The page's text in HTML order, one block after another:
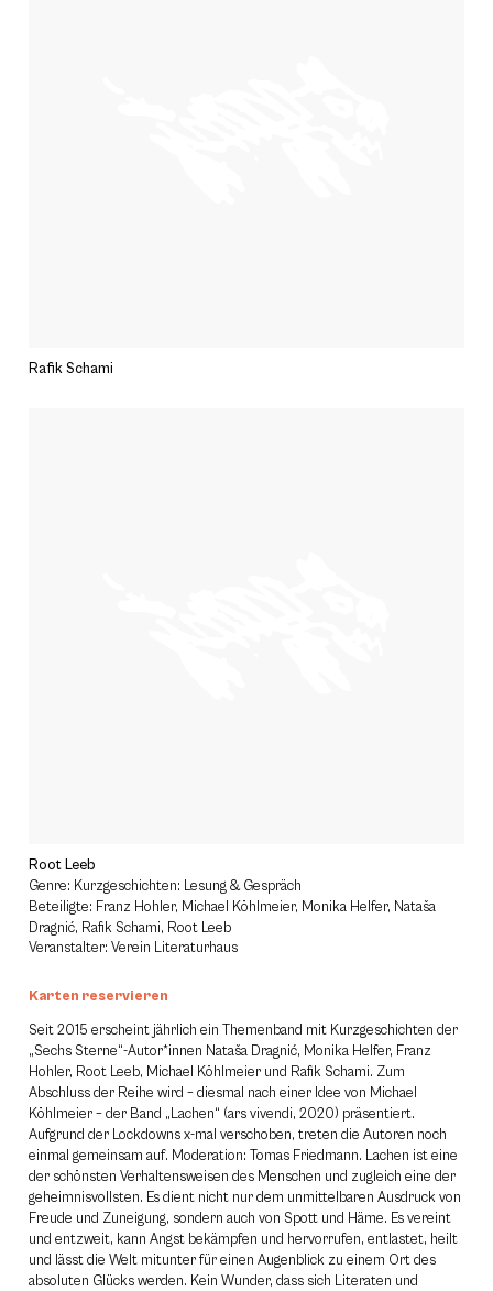
Rafik Schami
Root Leeb
Genre: Kurzgeschichten: Lesung & Gespräch
Beteiligte: Franz Hohler, Michael Köhlmeier, Monika Helfer, Nataša
Dragnić, Rafik Schami, Root Leeb
Veranstalter: Verein Literaturhaus
Karten reservieren
Seit 2015 erscheint jährlich ein Themenband mit Kurzgeschichten der
„Sechs Sterne“-Autor*innen Nataša Dragnić, Monika Helfer, Franz
Hohler, Root Leeb, Michael Köhlmeier und Rafik Schami. Zum
Abschluss der Reihe wird – diesmal nach einer Idee von Michael
Köhlmeier – der Band „Lachen“ (ars vivendi, 2020) präsentiert.
Aufgrund der Lockdowns x-mal verschoben, treten die Autoren noch
einmal gemeinsam auf. Moderation: Tomas Friedmann. Lachen ist eine
der schönsten Verhaltensweisen des Menschen und zugleich eine der
geheimnisvollsten. Es dient nicht nur dem unmittelbaren Ausdruck von
Freude und Zuneigung, sondern auch von Spott und Häme. Es vereint
und entzweit, kann Angst bekämpfen und hervorrufen, entlastet, heilt
und lässt die Welt mitunter für ­einen Augenblick zu einem Ort des
absoluten Glücks werden. Kein Wunder, dass sich Literaten und